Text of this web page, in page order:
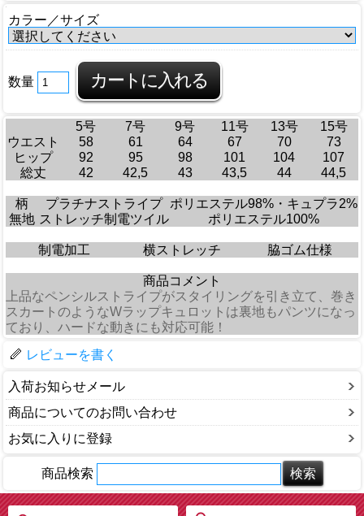
カラー／サイズ
数量
5号 7号 9号 11号 13号
15号
ウエスト
58 61 64 67 70
73
ヒップ
92 95 98 101 104
107
総丈
42 42,5 43 43,5 44 44,5
柄 プラチナストライプ ポリエステル98%・キュプラ2%
無地 ストレッチ制電ツイル ポリエステル100%
制電加工 横ストレッチ 脇ゴム仕様
商品コメント
上品なペンシルストライプがスタイリングを引き立て、巻き
スカートのようなWラップキュロットは裏地もパンツになっ
ており、ハードな動きにも対応可能！
レビューを書く
入荷お知らせメール
商品についてのお問い合わせ
お気に入りに登録
商品検索